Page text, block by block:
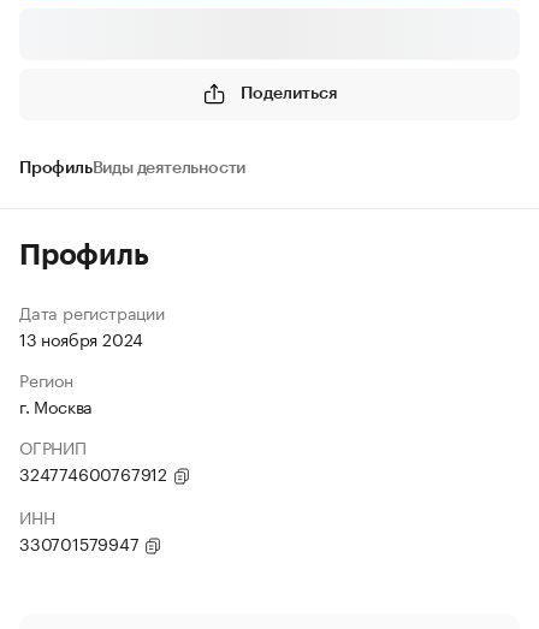
Поделиться
ПрофильВиды деятельности
Профиль
Дата регистрации
13 ноября 2024
Регион
г. Москва
ОГРНИП
324774600767912
ИНН
330701579947